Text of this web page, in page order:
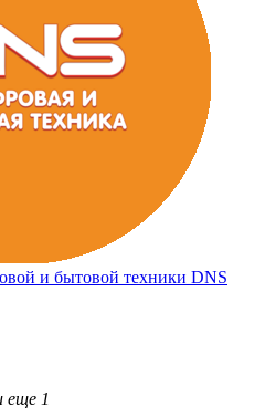
и бытовой техники DNS
еще 1